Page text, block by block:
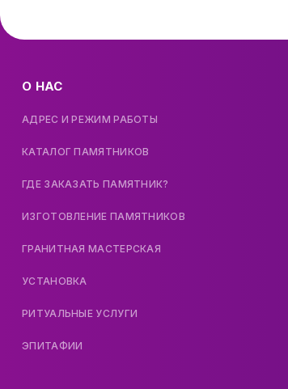
О НАС
АДРЕС И РЕЖИМ РАБОТЫ
КАТАЛОГ ПАМЯТНИКОВ
ГДЕ ЗАКАЗАТЬ ПАМЯТНИК?
ИЗГОТОВЛЕНИЕ ПАМЯТНИКОВ
ГРАНИТНАЯ МАСТЕРСКАЯ
УСТАНОВКА
РИТУАЛЬНЫЕ УСЛУГИ
ЭПИТАФИИ